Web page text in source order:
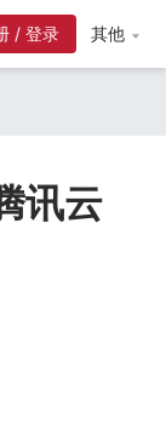
/ 登录 其他
讯云